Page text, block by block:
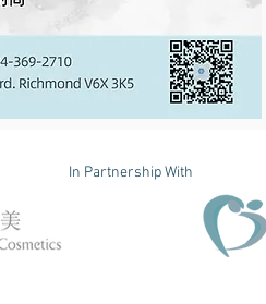
In Partnership With